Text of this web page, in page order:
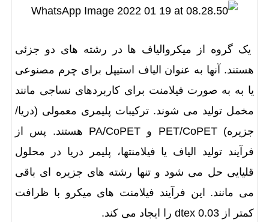
یک گروه از میکروالیاف ها در رشته های دو جزئی
هستند. آنها به عنوان الیاف استیپل برای چرم مصنوعی
یا به به صورت فیلامنت برای کاربردهای نساجی مانند
مخمل تولید می شوند. ترکیبات پلیمری معمولی (دریا/
جزیره) PET/CoPET و PA/CoPET هستند. پس از
فرآیند تولید الیاف یا فیلامنتها، پلیمر دریا در محلول
قلیایی حل می شود و تنها رشته های جزیره ای باقی
می مانند. این فرآیند فیلامنت های میکرو با ظرافت
کمتر از 0.03 dtex را ایجاد می کند.